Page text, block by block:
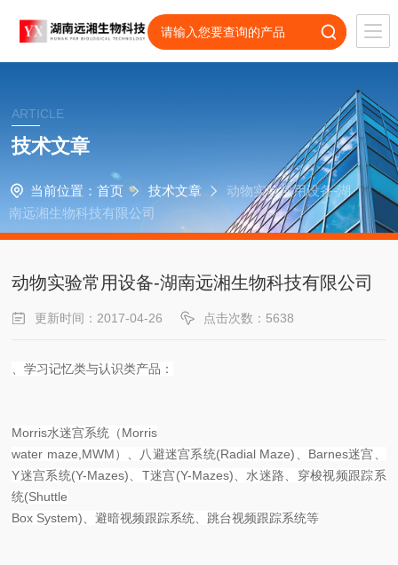
ARTICLE
技术文章
当前位置： 首页 技术文章
动物实验常用设备-湖
南远湘生物科技有限公司
动物实验常用设备-湖南远湘生物科技有限公司
更新时间：2017-04-26 点击次数：5638
、学习记忆类与认识类产品：
Morris水迷宫系统（Morris
water maze,MWM）、八避迷宫系统(Radial Maze)、Barnes迷宫、
Y迷宫系统(Y-Mazes)、T迷宫(Y-Mazes)、水迷路、穿梭视频跟踪系
统(Shuttle
Box System)、避暗视频跟踪系统、跳台视频跟踪系统等